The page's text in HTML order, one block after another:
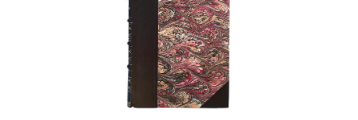
по цене по дате поступления (новинки)